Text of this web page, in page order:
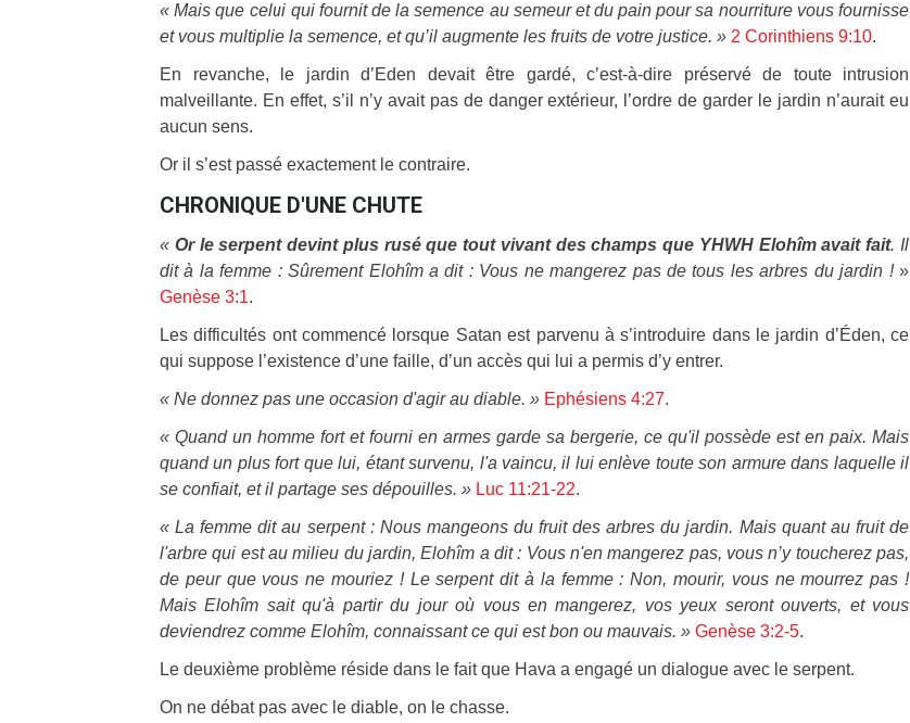
« Mais que celui qui fournit de la semence au semeur et du pain pour sa nourriture vous fournisse
et vous multiplie la semence, et qu’il augmente les fruits de votre justice. » 2 Corinthiens 9:10.
En revanche, le jardin d’Eden devait être gardé, c’est-à-dire préservé de toute intrusion
malveillante. En effet, s’il n’y avait pas de danger extérieur, l’ordre de garder le jardin n’aurait eu
aucun sens.
Or il s’est passé exactement le contraire.
CHRONIQUE D'UNE CHUTE
« Or le serpent devint plus rusé que tout vivant des champs que YHWH Elohîm avait fait. Il
dit à la femme : Sûrement Elohîm a dit : Vous ne mangerez pas de tous les arbres du jardin !»
Genèse 3:1.
Les difficultés ont commencé lorsque Satan est parvenu à s’introduire dans le jardin d’Éden, ce
qui suppose l’existence d’une faille, d’un accès qui lui a permis d’y entrer.
« Ne donnez pas une occasion d'agir au diable. » Ephésiens 4:27.
« Quand un homme fort et fourni en armes garde sa bergerie, ce qu'il possède est en paix. Mais
quand un plus fort que lui, étant survenu, l'a vaincu, il lui enlève toute son armure dans laquelle il
se confiait, et il partage ses dépouilles. » Luc 11:21-22.
« La femme dit au serpent : Nous mangeons du fruit des arbres du jardin. Mais quant au fruit de
l'arbre qui est au milieu du jardin, Elohîm a dit : Vous n'en mangerez pas, vous n’y toucherez pas,
de peur que vous ne mouriez ! Le serpent dit à la femme : Non, mourir, vous ne mourrez pas !
Mais Elohîm sait qu'à partir du jour où vous en mangerez, vos yeux seront ouverts, et vous
deviendrez comme Elohîm, connaissant ce qui est bon ou mauvais. » Genèse 3:2-5.
Le deuxième problème réside dans le fait que Hava a engagé un dialogue avec le serpent.
On ne débat pas avec le diable, on le chasse.